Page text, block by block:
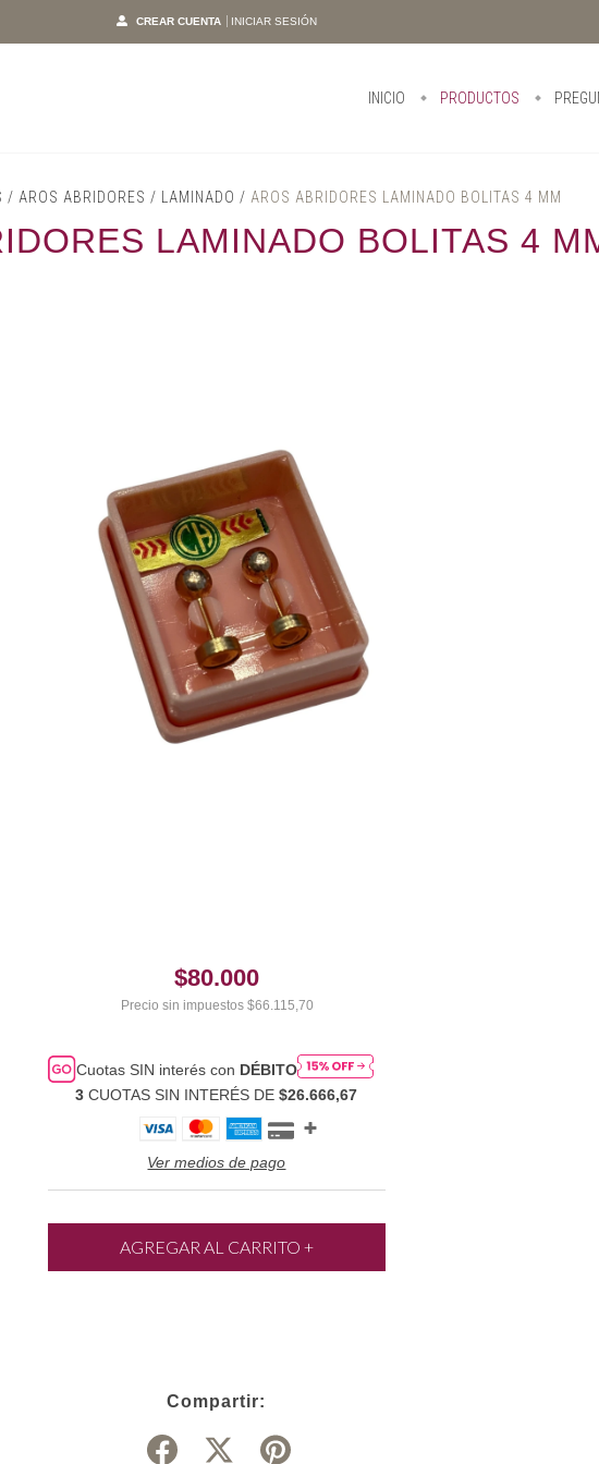
CREAR CUENTA INICIAR SESIÓN
INICIO PRODUCTOS
/ AROS ABRIDORES / LAMINADO / AROS ABRIDORES LAMINADO BOLITAS 4 MM
LAMINADO BOLITAS 4
$80.000
Precio sin impuestos $66.115,70
Cuotas SIN interés con DÉBITO
3 CUOTAS SIN INTERÉS DE$26.666,67
Ver medios de pago
Compartir: